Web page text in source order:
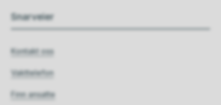
Snarveier
Kontakt oss
Vakttelefon
Finn ansatte